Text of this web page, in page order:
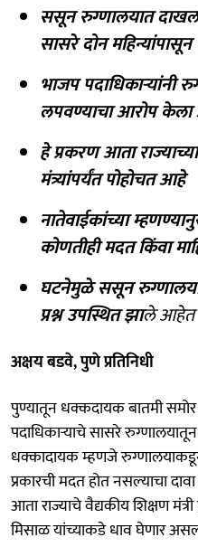
ससून रुग्णालयात दाखल
सासरे दोन
भाजप पदाधिकाऱ्यांनी
लपवण्याचा आरोप
हे प्रकरण आता
मंत्र्यांपर्यंत पोहोचत आहे
नातेवाईकांच्या
कोणतीही मदत किंवा
घटनेमुळे ससून
प्रश्न उपस्थित झाले आहेत
अक्षय बडवे, पुणे प्रतिनिधी
पुण्यातून धक्कदायक बातमी
पदाधिकाऱ्याचे सासरे
धक्कादायक म्हणजे रुग्णालयाकडून
प्रकारची मदत होत नसल्याचा
आता राज्याचे वैद्यकीय शिक्षण
मिसाळ यांच्याकडे धाव घेणार